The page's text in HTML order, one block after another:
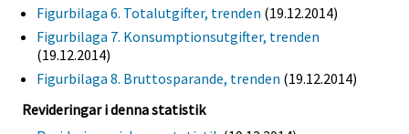
Figurbilaga 6. Totalutgifter, trenden (19.12.2014)
Figurbilaga 7. Konsumptionsutgifter, trenden
(19.12.2014)
Figurbilaga 8. Bruttosparande, trenden (19.12.2014)
Revideringar i denna statistik